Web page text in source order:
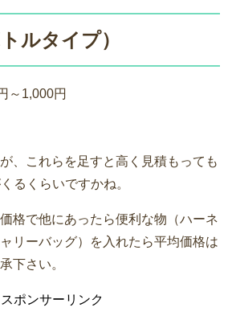
ルタイプ）
～1,000円
、これらを足すと高く見積もっても
るくらいですかね。
格で他にあったら便利な物（ハーネ
リーバッグ）を入れたら平均価格は
下さい。
スポンサーリンク